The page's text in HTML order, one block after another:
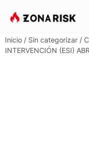
Inicio / Sin categorizar /
INTERVENCIÓN (ESI)